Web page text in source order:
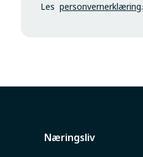
Lespersonvernerklæring.
Næringsliv